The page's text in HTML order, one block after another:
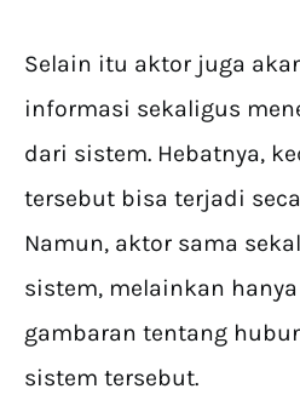
Selain itu aktor juga
informasi sekaligus
dari sistem. Hebatnya,
tersebut bisa terjadi
Namun, aktor sama
sistem, melainkan
gambaran tentang
sistem tersebut.